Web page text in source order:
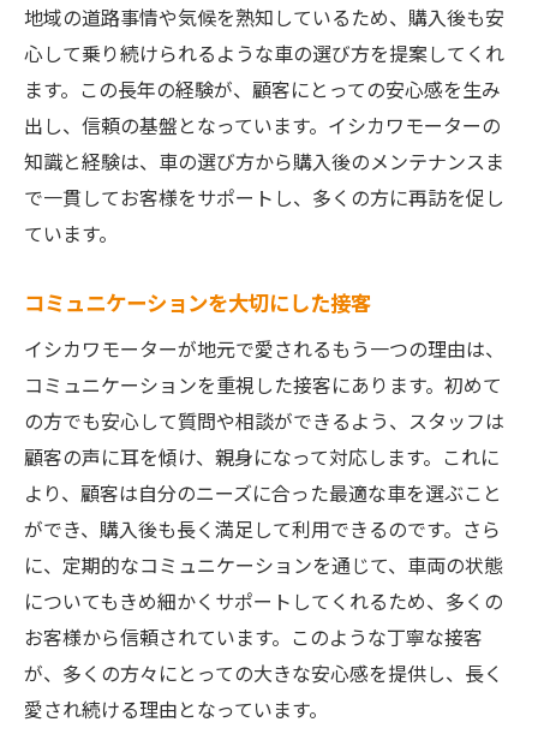
メンテナンスのプロによる対応
定期点検の重要性とその効果
トラブル時の迅速なサポート
長期保証プランの魅力
顧客の安心を支えるサービス
熊本で愛される車屋イシカワモーターの魅力に
地域に根ざした信頼の理由
顧客のライフスタイルに合わせた提案
スタッフの情熱とプロ意識
豊富な実績に裏付けされた安心感
地域イベントを通じた交流
未来を見据えたサービス展開
地域と共に成長する熊本の車屋イシカワモータ
ーの未来
地域社会への貢献とビジョン
持続可能なサービスの追求
次世代技術の導入と進化
地域の道路事情や気候を熟知しているため、購入後も安
心して乗り続けられるような車の選び方を提案してくれ
ます。この長年の経験が、顧客にとっての安心感を生み
出し、信頼の基盤となっています。イシカワモーターの
知識と経験は、車の選び方から購入後のメンテナンスま
で一貫してお客様をサポートし、多くの方に再訪を促し
ています。
コミュニケーションを大切にした接客
イシカワモーターが地元で愛されるもう一つの理由は、
コミュニケーションを重視した接客にあります。初めて
の方でも安心して質問や相談ができるよう、スタッフは
顧客の声に耳を傾け、親身になって対応します。これに
より、顧客は自分のニーズに合った最適な車を選ぶこと
ができ、購入後も長く満足して利用できるのです。さら
に、定期的なコミュニケーションを通じて、車両の状態
についてもきめ細かくサポートしてくれるため、多くの
お客様から信頼されています。このような丁寧な接客
が、多くの方々にとっての大きな安心感を提供し、長く
愛され続ける理由となっています。